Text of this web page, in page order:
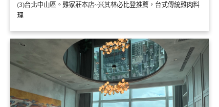
(3)台北中山區。雞家莊本店~米其林必比登推薦，台式傳統雞肉料
理